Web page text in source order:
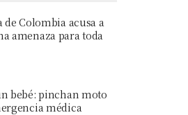
Colombia acusa a
amenaza para toda
bebé: pinchan moto
médica